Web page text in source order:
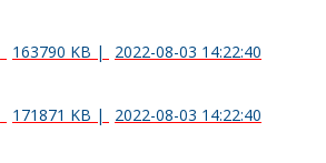
163790 KB | 2022-08-03 14:22:40
171871 KB | 2022-08-03 14:22:40